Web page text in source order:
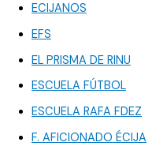
ECIJANOS
EFS
EL PRISMA DE RINU
ESCUELA FÚTBOL
ESCUELA RAFA FDEZ
F. AFICIONADO ÉCIJA